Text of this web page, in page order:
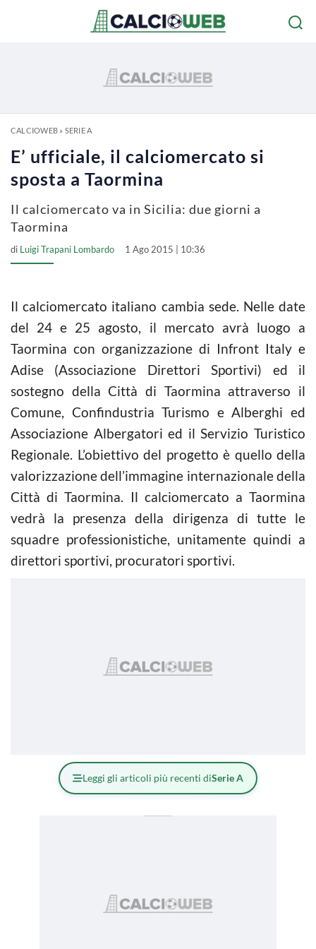
CALCIOWEB» SERIE A
E’ ufficiale, il calciomercato si
sposta a Taormina
Il calciomercato va in Sicilia: due giorni a
Taormina
di Luigi Trapani Lombardo 1 Ago 2015 | 10:36
Il calciomercato italiano cambia sede. Nelle date
del 24 e 25 agosto, il mercato avrà luogo a
Taormina con organizzazione di Infront Italy e
Adise (Associazione Direttori Sportivi) ed il
sostegno della Città di Taormina attraverso il
Comune, Confindustria Turismo e Alberghi ed
Associazione Albergatori ed il Servizio Turistico
Regionale. L’obiettivo del progetto è quello della
valorizzazione dell’immagine internazionale della
Città di Taormina. Il calciomercato a Taormina
vedrà la presenza della dirigenza di tutte le
squadre professionistiche, unitamente quindi a
direttori sportivi, procuratori sportivi.
Leggi gli articoli più recenti diSerie A